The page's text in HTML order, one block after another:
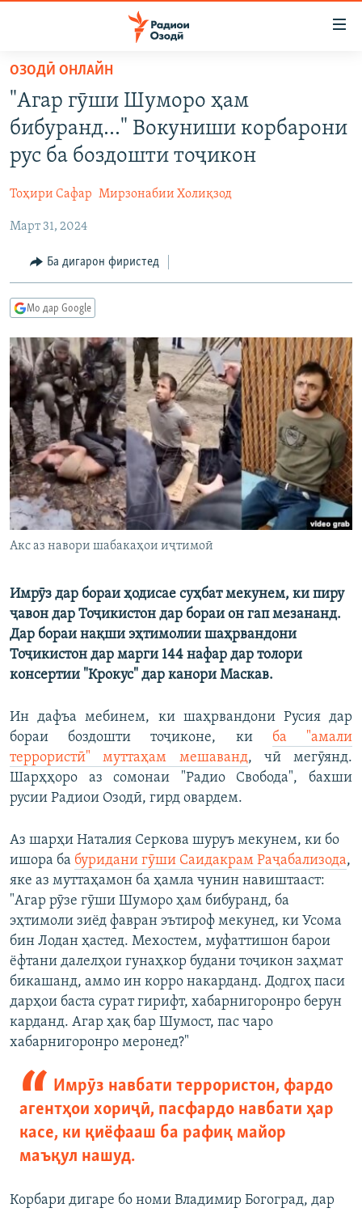
Ҷаҳиш
мояи
аслӣ
ба
феҳристи
Ҷаҳиш
ҷустор
ГӮШАҲО
СИЁСАТ
ИҚТИСОД
ҚАЗИЯИ "КРОКУС"
ОСИЁИ МАРКАЗӢ
ФАРҲАНГ
ВАРЗИШ
ГАПИ ОЗОД
РӮЗГОРИ МУҲОҶИР
ТАҲҚИҚОТ
ҶАНГ ДАР УКРАИНА
НАЗАРИ МАРДУМ
ОЗОДӢ ОНЛАЙН
ВИДЕО
НИГОРИСТОН
ГУЗОРИШҲОИ РАДИОӢ
РӮЙХАТҲО
КИТОБҲОИ ОЗОДӢ
Русский
ПАЙГИРӢ КУНЕД
Ҳамаи сомонаҳои RFE/RL
ОЗОДӢ ОНЛАЙН
"Агар гӯши Шуморо ҳам
бибуранд..." Вокуниши корбарони
рус ба боздошти тоҷикон
Тоҳири Сафар Мирзонабии Холиқзод
Март 31, 2024
Ба дигарон фиристед
Мо дар Google
Акс аз навори шабакаҳои иҷтимоӣ
Имрӯз дар бораи ҳодисае суҳбат мекунем, ки пиру
ҷавон дар Тоҷикистон дар бораи он гап мезананд.
Дар бораи нақши эҳтимолии шаҳрвандони
Тоҷикистон дар марги 144 нафар дар толори
консертии "Крокус" дар канори Маскав.
Ин дафъа мебинем, ки шаҳрвандони Русия дар
бораи боздошти тоҷиконе, ки ба "амали
террористӣ" муттаҳам мешаванд, чӣ мегӯянд.
Шарҳҳоро аз сомонаи "Радио Свобода", бахши
русии Радиои Озодӣ, гирд овардем.
Аз шарҳи Наталия Серкова шуруъ мекунем, ки бо
ишора ба буридани гӯши Саидакрам Раҷабализода,
яке аз муттаҳамон ба ҳамла чунин навиштааст:
"Агар рӯзе гӯши Шуморо ҳам бибуранд, ба
эҳтимоли зиёд фавран эътироф мекунед, ки Усома
бин Лодан ҳастед. Мехостем, муфаттишон барои
ёфтани далелҳои гунаҳкор будани тоҷикон заҳмат
бикашанд, аммо ин корро накарданд. Додгоҳ паси
дарҳои баста сурат гирифт, хабарнигоронро берун
карданд. Агар ҳақ бар Шумост, пас чаро
хабарнигоронро меронед?"
Имрӯз навбати террористон, фардо
агентҳои хориҷӣ, пасфардо навбати ҳар
касе, ки қиёфааш ба рафиқ майор
маъқул нашуд.
Корбари дигаре бо номи Владимир Богоград, дар